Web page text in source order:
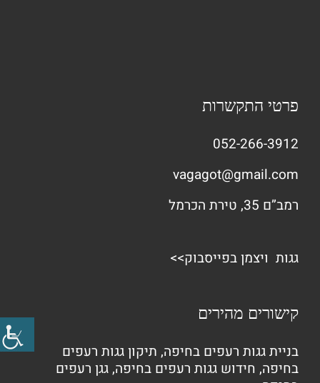
פרטי התקשרות
052-266-3912
vagagot@gmail.com
רמב”ם 35, טירת הכרמל
גגות ויצמן בפייסבוק>>
קישורים מהירים
בניית גגות רעפים בחיפה, תיקון גגות רעפים
בחיפה, חידוש גגות רעפים בחיפה,גגן רעפים